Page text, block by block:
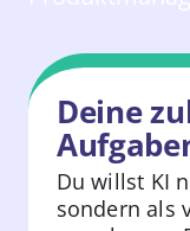
Deine
Du willst KI
sondern als